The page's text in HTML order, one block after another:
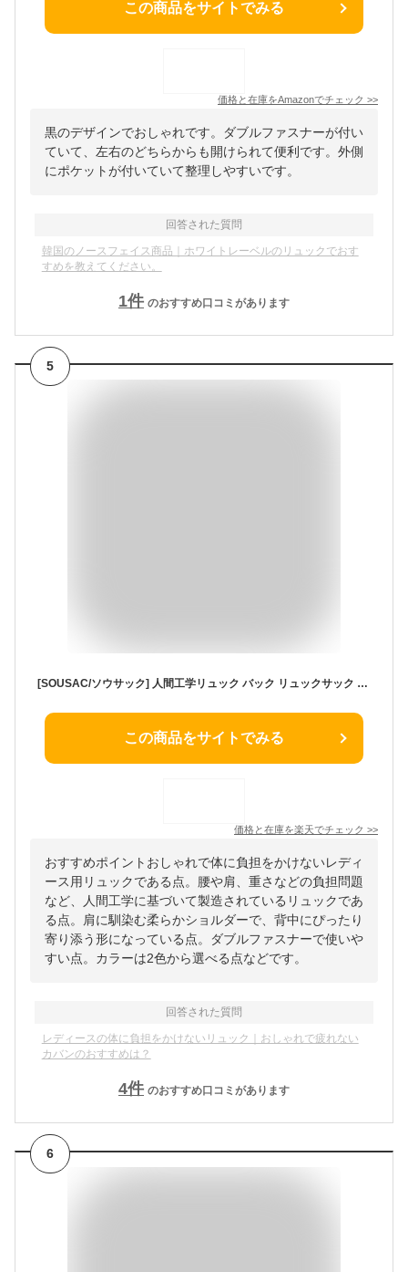
この商品をサイトでみる
価格と在庫をAmazonでチェック >>
黒のデザインでおしゃれです。ダブルファスナーが付い
ていて、左右のどちらからも開けられて便利です。外側
にポケットが付いていて整理しやすいです。
回答された質問
韓国のノースフェイス商品｜ホワイトレーベルのリュックでおす
すめを教えてください。
1件 のおすすめ口コミがあります
5
[SOUSAC/ソウサック] 人間工学リュック バック リュックサック 腰 肩 負担軽減 撥水 通勤 通学 ビジネス レディース [送料無料]
この商品をサイトでみる
価格と在庫を楽天でチェック >>
おすすめポイントおしゃれで体に負担をかけないレディ
ース用リュックである点。腰や肩、重さなどの負担問題
など、人間工学に基づいて製造されているリュックであ
る点。肩に馴染む柔らかショルダーで、背中にぴったり
寄り添う形になっている点。ダブルファスナーで使いや
すい点。カラーは2色から選べる点などです。
回答された質問
レディースの体に負担をかけないリュック｜おしゃれで疲れない
カバンのおすすめは？
4件 のおすすめ口コミがあります
6